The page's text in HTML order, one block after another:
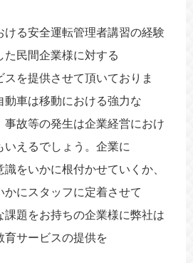
ける安全運転管理者講習の経験
た民間企業様に対する
を提供させて頂いておりま
動車は移動における強力な
事故等の発生は企業経営におけ
いえるでしょう。企業に
をいかに根付かせていくか、
かにスタッフに定着させて
課題をお持ちの企業様に弊社は
育サービスの提供を